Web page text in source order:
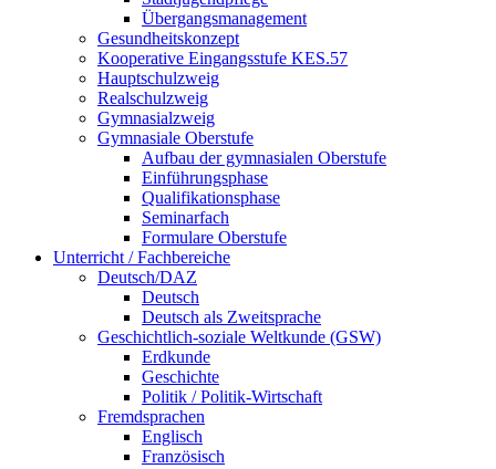
Übergangsmanagement
Gesundheitskonzept
Kooperative Eingangsstufe KES.57
Hauptschulzweig
Realschulzweig
Gymnasialzweig
Gymnasiale Oberstufe
Aufbau der gymnasialen Oberstufe
Einführungsphase
Qualifikationsphase
Seminarfach
Formulare Oberstufe
Unterricht / Fachbereiche
Deutsch/DAZ
Deutsch
Deutsch als Zweitsprache
Geschichtlich-soziale Weltkunde (GSW)
Erdkunde
Geschichte
Politik / Politik-Wirtschaft
Fremdsprachen
Englisch
Französisch